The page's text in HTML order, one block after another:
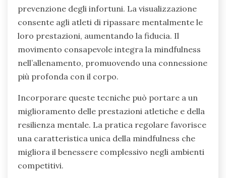
prevenzione degli infortuni. La visualizzazione
consente agli atleti di ripassare mentalmente le
loro prestazioni, aumentando la fiducia. Il
movimento consapevole integra la mindfulness
nell’allenamento, promuovendo una connessione
più profonda con il corpo.
Incorporare queste tecniche può portare a un
miglioramento delle prestazioni atletiche e della
resilienza mentale. La pratica regolare favorisce
una caratteristica unica della mindfulness che
migliora il benessere complessivo negli ambienti
competitivi.